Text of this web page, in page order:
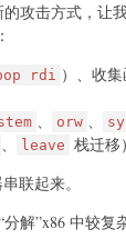
攻击方式，让
rdi ）、收
、 orw 、
、 leave 栈迁移）
联起来。
解”x86 中较复